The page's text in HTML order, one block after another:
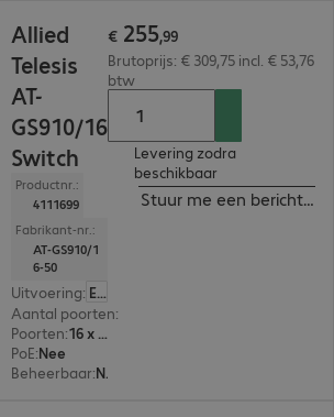
Allied
Telesis
AT-
GS910/16
Switch
Productnr.:
4111699
Fabrikant-nr.:
AT-GS910/1
6-50
Uitvoering: Europa
Aantal poorten:
Poorten:
16 x 10/100/1000 RJ45
PoE:Nee
Beheerbaar: Nee
€ 255,99
Brutoprijs: € 309,75 incl. € 53,76
btw
Levering zodra
beschikbaar
Stuur me een bericht